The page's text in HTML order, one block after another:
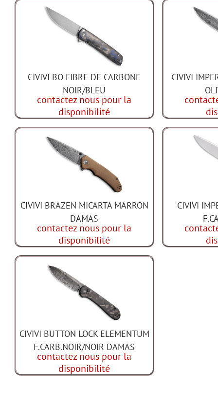
CIVIVI BO FIBRE DE CARBONE
NOIR/BLEU
contactez nous pour la
disponibilité
CIVIVI
CIVIVI BRAZEN MICARTA MARRON
DAMAS
contactez nous pour la
disponibilité
CIVIVI
CIVIVI BUTTON LOCK ELEMENTUM
F.CARB.NOIR/NOIR DAMAS
contactez nous pour la
disponibilité